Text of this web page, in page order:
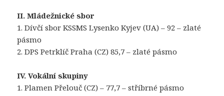
II. Mládežnické sbor
1. Dívčí sbor KSSMS Lysenko Kyjev (UA) – 92 – zlaté
pásmo
2. DPS Petrklíč Praha (CZ) 85,7 – zlaté pásmo
IV. Vokální skupiny
1. Plamen Přelouč (CZ) – 77,7 – stříbrné pásmo